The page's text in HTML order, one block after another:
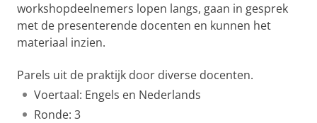
workshopdeelnemers lopen langs, gaan in gesprek
met de presenterende docenten en kunnen het
materiaal inzien.
Parels uit de praktijk door diverse docenten.
Voertaal: Engels en Nederlands
Ronde: 3